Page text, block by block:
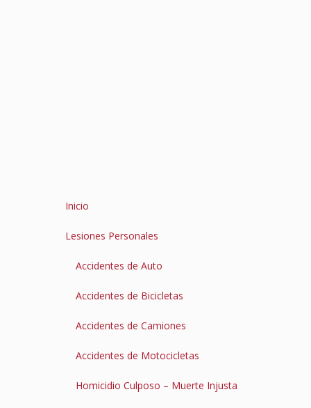
Inicio
Lesiones Personales
Accidentes de Auto
Accidentes de Bicicletas
Accidentes de Camiones
Accidentes de Motocicletas
Homicidio Culposo – Muerte Injusta